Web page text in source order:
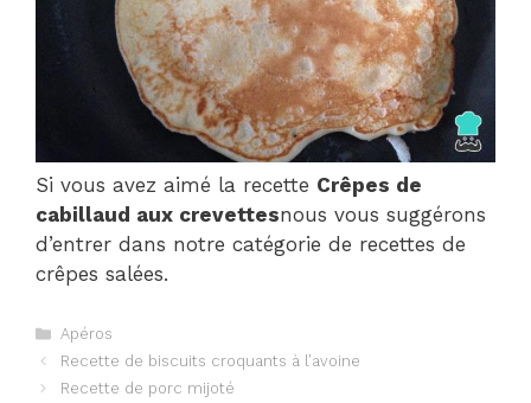
Si vous avez aimé la recette Crêpes de
cabillaud aux crevettesnous vous suggérons
d’entrer dans notre catégorie de recettes de
crêpes salées.
Catégories
Apéros
Navigation
des
Recette de biscuits croquants à l’avoine
Recette de porc mijoté